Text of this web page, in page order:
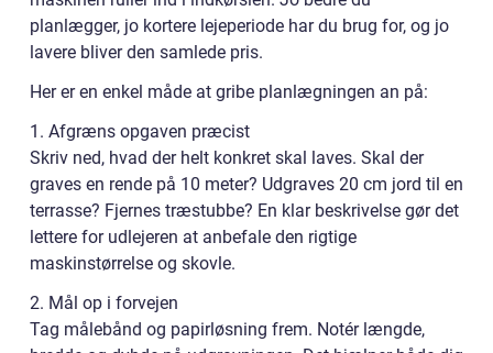
planlægger, jo kortere lejeperiode har du brug for, og jo
lavere bliver den samlede pris.
Her er en enkel måde at gribe planlægningen an på:
1. Afgræns opgaven præcist
Skriv ned, hvad der helt konkret skal laves. Skal der
graves en rende på 10 meter? Udgraves 20 cm jord til en
terrasse? Fjernes træstubbe? En klar beskrivelse gør det
lettere for udlejeren at anbefale den rigtige
maskinstørrelse og skovle.
2. Mål op i forvejen
Tag målebånd og papirløsning frem. Notér længde,